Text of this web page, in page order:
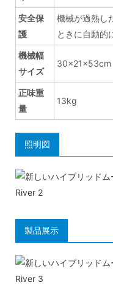
安全保
護
機械が過熱し
ときに自動的
機械幅
サイズ
30×21×53cm
正味重
量
13kg
照明図
製品展示